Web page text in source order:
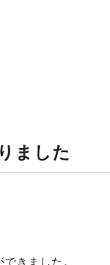
ました
きました。